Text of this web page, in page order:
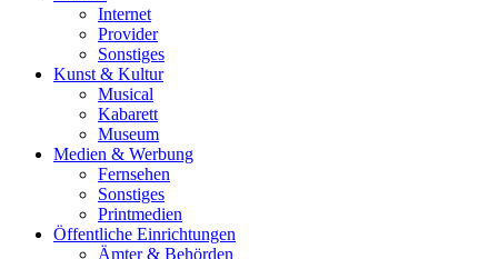
Internet
Provider
Sonstiges
Kunst & Kultur
Musical
Kabarett
Museum
Medien & Werbung
Fernsehen
Sonstiges
Printmedien
Öffentliche Einrichtungen
Ämter & Behörden